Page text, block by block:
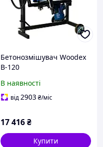
Бетонозмішувач Woodex
B-120
В наявності
від2903₴/міс
17 416₴
Купити